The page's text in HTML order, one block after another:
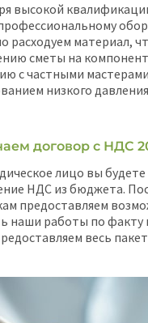
высокой
расходуем материал,
сметы на
с частными
низкого
договор с НДС
лицо вы
НДС из бюджета.
предоставляем
наши работы по факту
весь